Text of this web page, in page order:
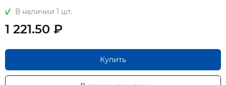
В наличии 1 шт.
1 221.50 ₽
Купить